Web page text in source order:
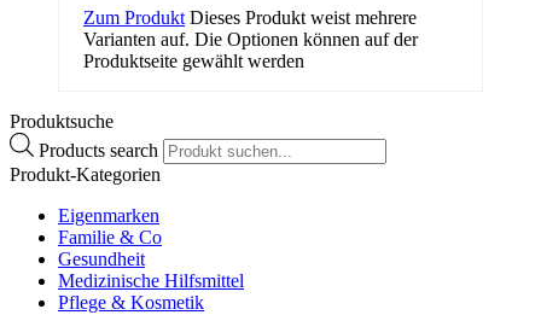
Zum Produkt Dieses Produkt weist mehrere
Varianten auf. Die Optionen können auf der
Produktseite gewählt werden
Produktsuche
Products search
Produkt-Kategorien
Eigenmarken
Familie & Co
Gesundheit
Medizinische Hilfsmittel
Pflege & Kosmetik